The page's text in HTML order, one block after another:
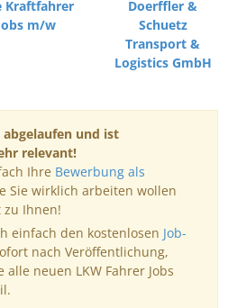
Kraftfahrer
m/w
Doerffler &
Schuetz
Transport &
Logistics GmbH
abgelaufen und ist
relevant!
Ihre Bewerbung als
Sie wirklich arbeiten wollen
zu Ihnen!
einfach den kostenlosen Job-
nach Veröffentlichung,
neuen LKW Fahrer Jobs